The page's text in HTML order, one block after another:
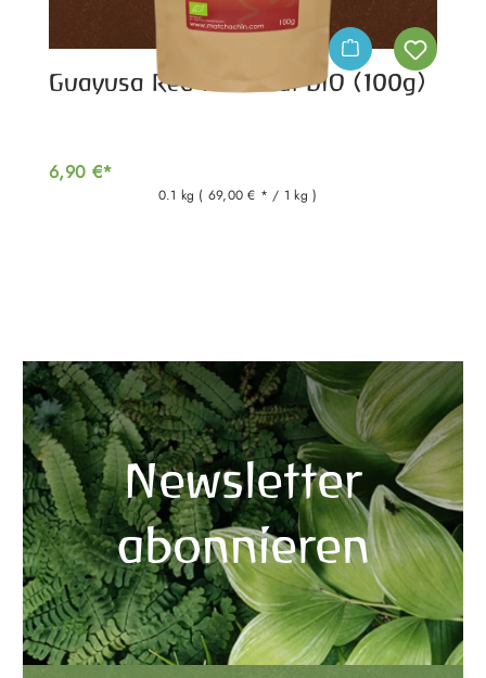
Guayusa Red Hot Chai BIO (100g)
6,90 €*
0.1 kg ( 69,00 € * / 1 kg )
Newsletter
abonnieren